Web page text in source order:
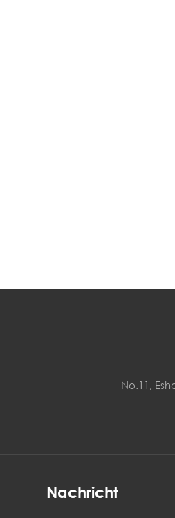
No.11,
Nachricht